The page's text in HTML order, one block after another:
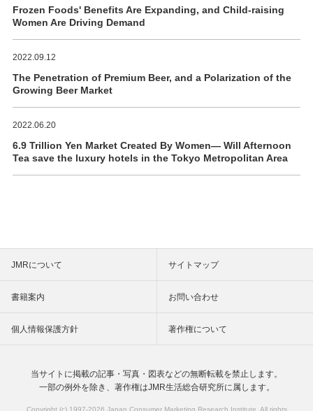
Frozen Foods' Benefits Are Expanding, and Child-raising
Women Are Driving Demand
2022.09.12
The Penetration of Premium Beer, and a Polarization of the
Growing Beer Market
2022.06.20
6.9 Trillion Yen Market Created By Women― Will Afternoon
Tea save the luxury hotels in the Tokyo Metropolitan Area
JMRについて サイトマップ
書籍案内 お問い合わせ
個人情報保護方針 著作権について
当サイトに掲載の記事・写真・図表などの無断転載を禁止します。
一部の例外を除き、著作権はJMR生活総合研究所に属します。
Copyright (c) 1997-2026 Japan Consumer Marketing Research Institute. All rights